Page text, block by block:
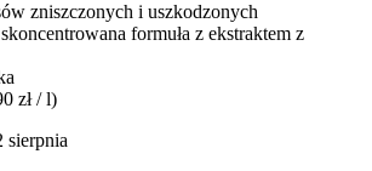
zniszczonych i uszkodzonych
formuła z ekstraktem z
zł / l)
sierpnia